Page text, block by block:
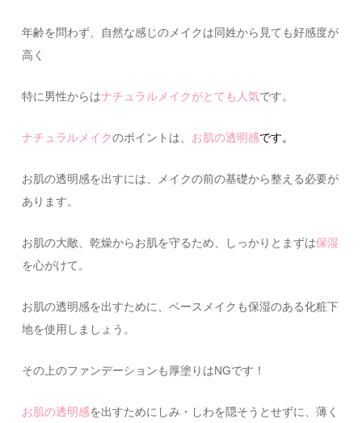
年齢を問わず、自然な感じのメイクは同姓から見ても好感度が
高く
特に男性からはナチュラルメイクがとても人気です。
ナチュラルメイクのポイントは、 お肌の透明感です。
お肌の透明感を出すには、メイクの前の基礎から整える必要が
あります。
お肌の大敵、乾燥からお肌を守るため、しっかりとまずは保湿
を心がけて。
お肌の透明感を出すために、ベースメイクも保湿のある化粧下
地を使用しましょう。
その上のファンデーションも厚塗りはNGです！
お肌の透明感を出すためにしみ・しわを隠そうとせずに、薄く